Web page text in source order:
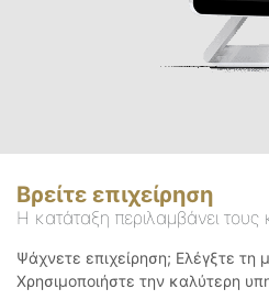
Βρείτε επιχείρηση
Η κατάταξη περιλαμβάνει
Ψάχνετε επιχείρηση; Ελέγξτε τη
Χρησιμοποιήστε την καλύτερη